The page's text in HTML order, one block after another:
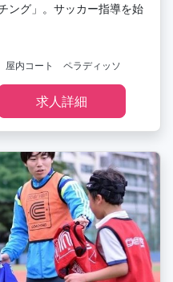
ング」。サッカー指導を始
屋内コート ペラディッソ
求人詳細